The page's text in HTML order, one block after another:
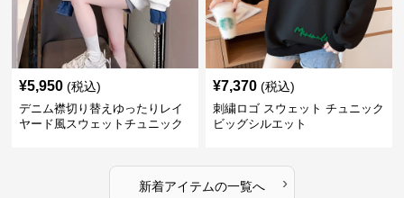
¥5,950 (税込)
デニム襟切り替えゆったりレイ
ヤード風スウェットチュニック
¥7,370 (税込)
刺繍ロゴ スウェット チュニック
ビッグシルエット
新着アイテムの一覧へ ›